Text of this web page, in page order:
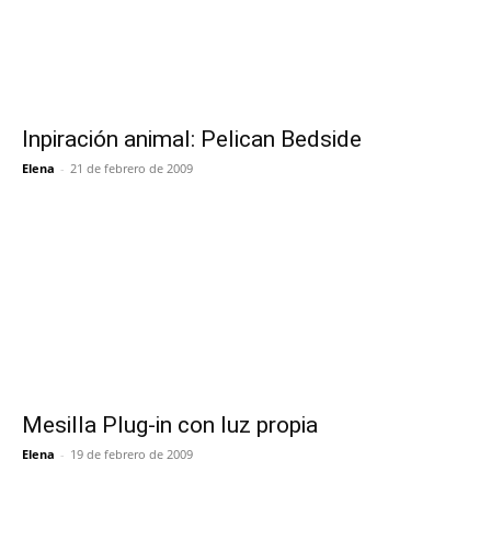
Inpiración animal: Pelican Bedside
Elena - 21 de febrero de 2009
Mesilla Plug-in con luz propia
Elena - 19 de febrero de 2009